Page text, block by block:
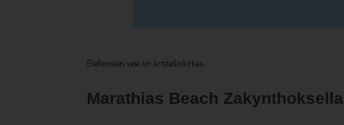
Elafonissin vesi on kristallinkirkas.
Marathias Beach Zakynthoksella